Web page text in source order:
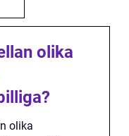
olika
olika